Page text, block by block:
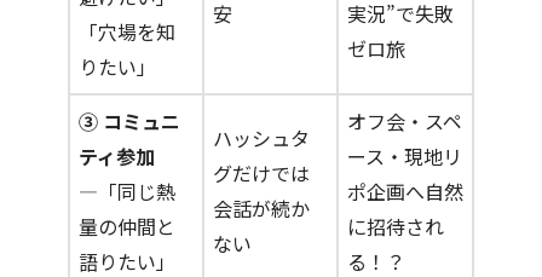
「穴場を知
りたい」
安
実況”で失敗
ゼロ旅
③ コミュニ
ティ参加
―「同じ熱
量の仲間と
語りたい」
ハッシュタ
グだけでは
会話が続か
ない
オフ会・スペ
ース・現地リ
ポ企画へ自然
に招待され
る！？